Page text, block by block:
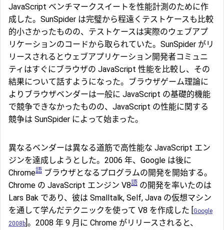
JavaScript ベンチマークスイートを性能計測のために作
成した。SunSpider は完璧から程遠くテストケースも比較
的小さかったものの、テストケースは実際のウェブアプ
リケーションのコードから取られていた。SunSpider がリ
リースされるとウェブアプリケーション開発者コミュニ
ティはすぐにブラウザの JavaScript 性能を比較し、その
結果について話すようになった。ブラウザゲーム理論に
よりブラウザベンダーは一般に JavaScript の基礎的機能
で競争できなかったものの、JavaScript の性能に関する
競争は SunSpider によって始まった。
異なるベンダーは異なる道筋で高性能な JavaScript エン
ジンを達成しようとした。2006 年、Google は後に
Chrome語 ブラウザとなるプログラムの開発を開始する。
Chrome の JavaScript エンジン V8語 の開発を率いたのは
Lars Bak であり、彼は Smalltalk, Self, Java の仮想マシン
を通して学んだテクニックを使って V8 を作成した [
Google
2008b ]。2008 年 9 月に Chrome がリリースされると、